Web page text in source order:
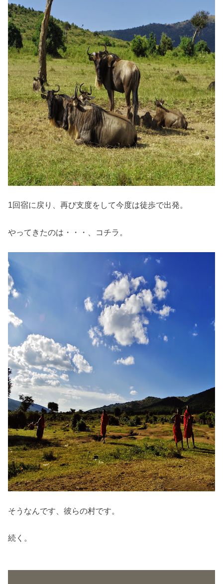
1回宿に戻り、再び支度をして今度は徒歩で出発。
やってきたのは・・・、コチラ。
そうなんです、彼らの村です。
続く。